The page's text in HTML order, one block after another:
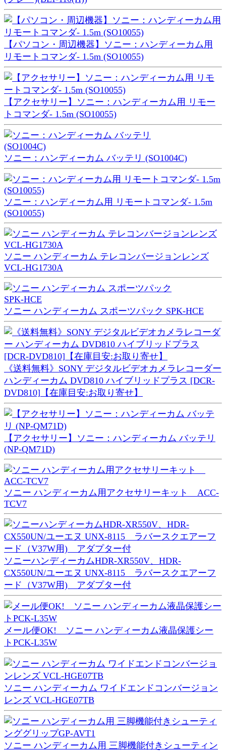
【パソコン・周辺機器】ソニー：ハンディーカム用
リモートコマンダ- 1.5m (SO10055)
【アクセサリー】ソニー：ハンディーカム用 リモー
トコマンダ- 1.5m (SO10055)
ソニー：ハンディーカム バッテリ (SO1004C)
ソニー：ハンディーカム用 リモートコマンダ- 1.5m
(SO10055)
ソニー ハンディーカム テレコンバージョンレンズ
VCL-HG1730A
ソニー ハンディーカム スポーツパック SPK-HCE
《送料無料》SONY デジタルビデオカメラレコーダー
ハンディーカム DVD810 ハイブリッドプラス [DCR-
DVD810]【在庫目安:お取り寄せ】
【アクセサリー】ソニー：ハンディーカム バッテリ
(NP-QM71D)
ソニー ハンディーカム用アクセサリーキット ACC-
TCV7
ソニーハンディーカムHDR-XR550V、HDR-
CX550UN/ユーエヌ UNX-8115 ラバースクエアーフ
ード（V37W用) アダプター付
メール便OK! ソニー ハンディーカム液晶保護シー
トPCK-L35W
ソニー ハンディーカム ワイドエンドコンバージョン
レンズ VCL-HGE07TB
ソニー ハンディーカム用 三脚機能付きシューティン